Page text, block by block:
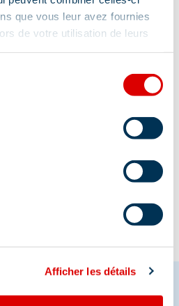
que vous leur avez fournies
de votre utilisation de leurs
Afficher les détails
Méribel